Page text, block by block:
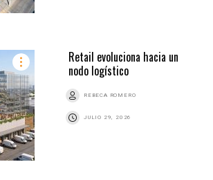
Retail evoluciona hacia un
nodo logístico
REBECA ROMERO
JULIO 29, 2026